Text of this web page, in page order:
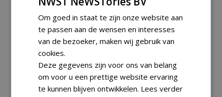
hoog
De markt voor zaailingen staat
behoorlijk onder druk. De schaarste aan
zaden blijft een heet hangijzer en de
verkoper bij Laxsjon Plants, geeft een
boeiend inkijkje in de handel en wandel
van de zaailingenmarkt.
11-05-2021
345 sec
Om goed in staat te zijn onze website aan
te passen aan de wensen en interesses
van de bezoeker, maken wij gebruik van
cookies.
Deze gegevens zijn voor ons van belang
om voor u een prettige website ervaring
te kunnen blijven ontwikkelen. Lees verder